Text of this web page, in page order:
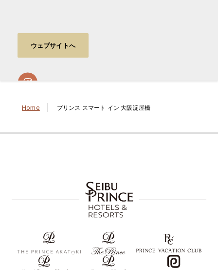
ウェブサイトへ
Home プリンス スマート イン 大阪淀屋橋